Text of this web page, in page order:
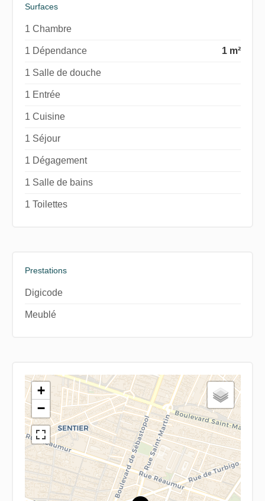
Surfaces
1 Chambre
1 Dépendance 1 m²
1 Salle de douche
1 Entrée
1 Cuisine
1 Séjour
1 Dégagement
1 Salle de bains
1 Toilettes
Prestations
Digicode
Meublé
+
−